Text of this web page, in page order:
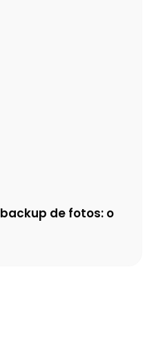
de fotos: o